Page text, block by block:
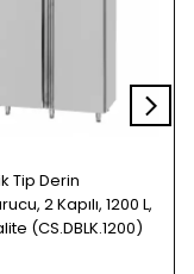
Tip Derin
2 Kapılı, 1200 L,
(CS.DBLK.1200)